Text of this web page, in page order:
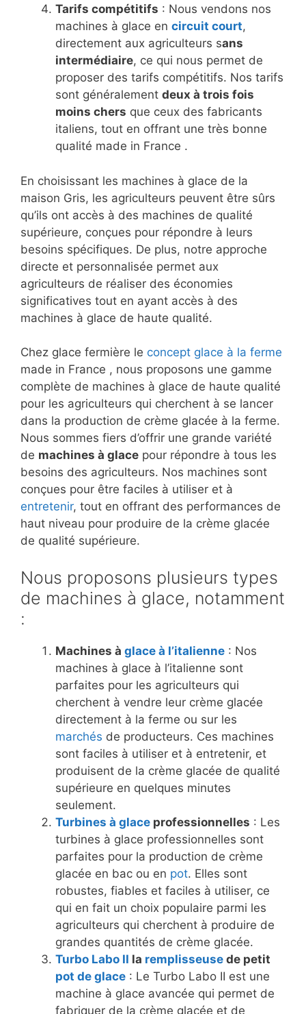
Tarifs compétitifs : Nous vendons nos
machines à glace en circuit court,
directement aux agriculteurs sans
intermédiaire, ce qui nous permet de
proposer des tarifs compétitifs. Nos tarifs
sont généralement deux à trois fois
moins chers que ceux des fabricants
italiens, tout en offrant une très bonne
qualité made in France .
En choisissant les machines à glace de la
maison Gris, les agriculteurs peuvent être sûrs
qu’ils ont accès à des machines de qualité
supérieure, conçues pour répondre à leurs
besoins spécifiques. De plus, notre approche
directe et personnalisée permet aux
agriculteurs de réaliser des économies
significatives tout en ayant accès à des
machines à glace de haute qualité.
Chez glace fermière le concept glace à la ferme
made in France , nous proposons une gamme
complète de machines à glace de haute qualité
pour les agriculteurs qui cherchent à se lancer
dans la production de crème glacée à la ferme.
Nous sommes fiers d’offrir une grande variété
de machines à glace pour répondre à tous les
besoins des agriculteurs. Nos machines sont
conçues pour être faciles à utiliser et à
entretenir, tout en offrant des performances de
haut niveau pour produire de la crème glacée
de qualité supérieure.
Nous proposons plusieurs types
de machines à glace, notamment
:
Machines à glace à l’italienne : Nos
machines à glace à l’italienne sont
parfaites pour les agriculteurs qui
cherchent à vendre leur crème glacée
directement à la ferme ou sur les
marchés de producteurs. Ces machines
sont faciles à utiliser et à entretenir, et
produisent de la crème glacée de qualité
supérieure en quelques minutes
seulement.
Turbines à glace professionnelles : Les
turbines à glace professionnelles sont
parfaites pour la production de crème
glacée en bac ou en pot. Elles sont
robustes, fiables et faciles à utiliser, ce
qui en fait un choix populaire parmi les
agriculteurs qui cherchent à produire de
grandes quantités de crème glacée.
Turbo Labo II la remplisseuse de petit
pot de glace : Le Turbo Labo II est une
machine à glace avancée qui permet de
fabriquer de la crème glacée et de